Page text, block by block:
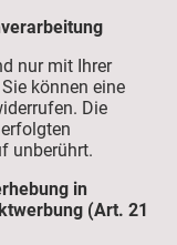
nur mit Ihrer
können eine
Die
unberührt.
in
(Art. 21